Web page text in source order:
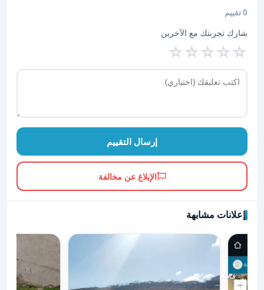
0 تقييم
شارك تجربتك مع الآخرين
☆
☆
☆
☆
☆
إرسال التقييم
الإبلاغ عن مخالفة
إعلانات مشابهة